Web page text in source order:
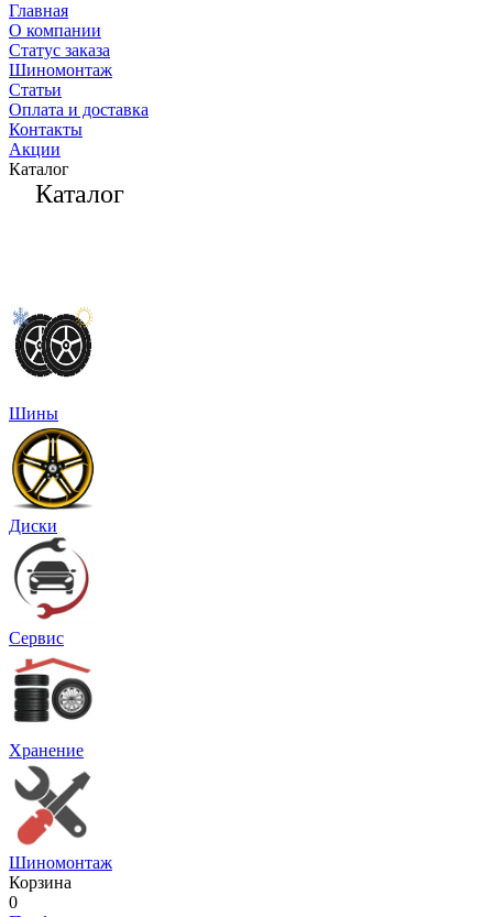
Главная
О компании
Статус заказа
Шиномонтаж
Статьи
Оплата и доставка
Контакты
Акции
Каталог
Каталог
Шины
Диски
Сервис
Хранение
Шиномонтаж
Корзина
0